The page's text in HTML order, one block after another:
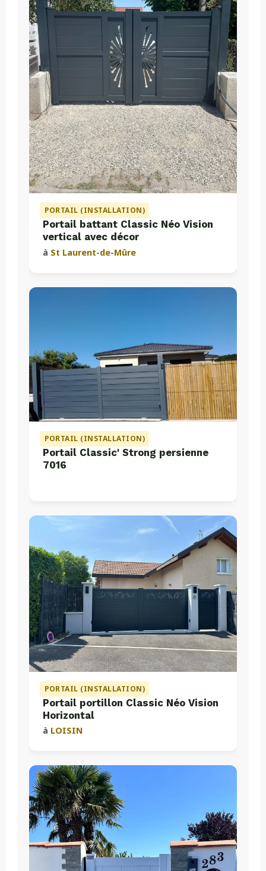
PORTAIL (INSTALLATION)
Portail battant Classic Néo Vision
vertical avec décor
à St Laurent-de-Mûre
PORTAIL (INSTALLATION)
Portail Classic' Strong persienne
7016
PORTAIL (INSTALLATION)
Portail portillon Classic Néo Vision
Horizontal
à LOISIN